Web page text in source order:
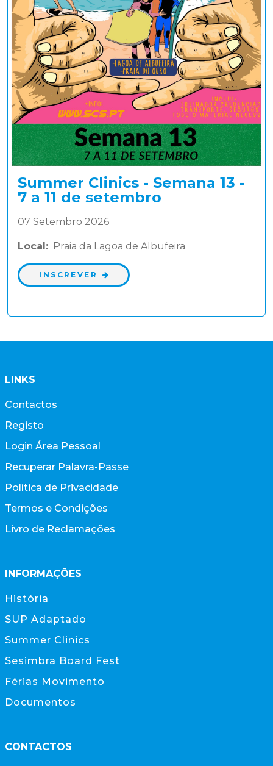
Summer Clinics - Semana 13 -
7 a 11 de setembro
07 Setembro 2026
Local: Praia da Lagoa de Albufeira
INSCREVER
LINKS
Contactos
Registo
Login Área Pessoal
Recuperar Palavra-Passe
Política de Privacidade
Termos e Condições
Livro de Reclamações
INFORMAÇÕES
História
SUP Adaptado
Summer Clinics
Sesimbra Board Fest
Férias Movimento
Documentos
CONTACTOS